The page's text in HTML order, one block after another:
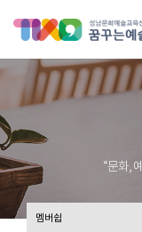
“문화,
멤버쉽